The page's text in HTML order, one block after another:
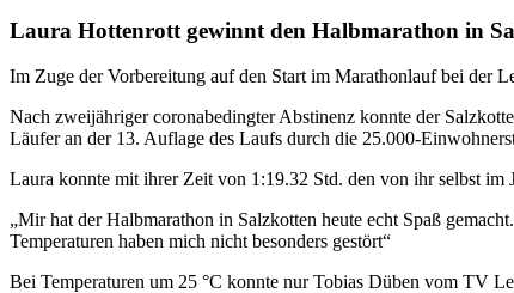
Laura Hottenrott gewinnt den Halbmarathon in
Im Zuge der Vorbereitung auf den Start im Marathonlauf bei der
Nach zweijähriger coronabedingter Abstinenz konnte der
Läufer an der 13. Auflage des Laufs durch die 25.000-
Laura konnte mit ihrer Zeit von 1:19.32 Std. den von ihr selbst im
„Mir hat der Halbmarathon in Salzkotten heute echt Spaß
Temperaturen haben mich nicht besonders gestört“
Bei Temperaturen um 25 °C konnte nur Tobias Düben vom TV